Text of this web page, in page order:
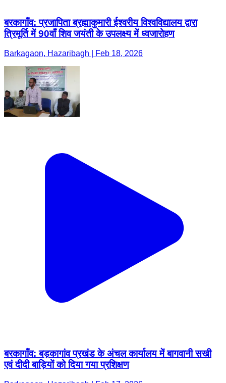
बरकागाँव: प्रजापिता ब्रह्माकुमारी ईश्वरीय विश्वविद्यालय द्वारा
त्रिमूर्ति में 90वाँ शिव जयंती के उपलक्ष्य में ध्वजारोहण
Barkagaon, Hazaribagh | Feb 18, 2026
बरकागाँव: बड़कागांव प्रखंड के अंचल कार्यालय में बागवानी सखी
एवं दीदी बाड़ियों को दिया गया प्रशिक्षण